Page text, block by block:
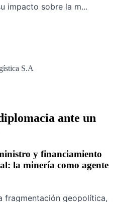
impacto sobre la m...
S.A
ante un
y financiamiento
la minería como agente
fragmentación geopolítica,